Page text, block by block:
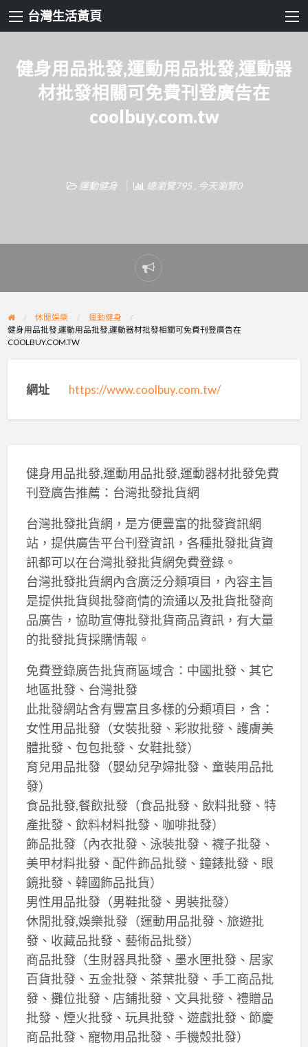
台灣生活黃頁
健身用品批發,運動用品批發,運動器
材批發相關可免費刊登廣告在
coolbuy.com.tw
運動健身 總瀏覽795 , 今天瀏覽0
Report
problem
休閒娛樂
運動健身
健身用品批發,運動用品批發,運動器材批發相關可免費刊登廣告在
COOLBUY.COM.TW
網址 https://www.coolbuy.com.tw/
健身用品批發,運動用品批發,運動器材批發免費
刊登廣告推薦：台灣批發批貨網
台灣批發批貨網，是方便豐富的批發資訊網
站，提供廣告平台刊登資訊，各種批發批貨資
訊都可以在台灣批發批貨網免費登錄。
台灣批發批貨網內含廣泛分類項目，內容主旨
是提供批貨與批發商情的流通以及批貨批發商
品廣告，協助宣傳批發批貨商品資訊，有大量
的批發批貨採購情報。
免費登錄廣告批貨商區域含：中國批發、其它
地區批發、台灣批發
此批發網站含有豐富且多樣的分類項目，含：
女性用品批發（女裝批發、彩妝批發、護膚美
體批發、包包批發、女鞋批發）
育兒用品批發（嬰幼兒孕婦批發、童裝用品批
發）
食品批發,餐飲批發（食品批發、飲料批發、特
產批發、飲料材料批發、咖啡批發）
飾品批發（內衣批發、泳裝批發、襪子批發、
美甲材料批發、配件飾品批發、鐘錶批發、眼
鏡批發、韓國飾品批貨）
男性用品批發（男鞋批發、男裝批發）
休閒批發,娛樂批發（運動用品批發、旅遊批
發、收藏品批發、藝術品批發）
商品批發（生財器具批發、墨水匣批發、居家
百貨批發、五金批發、茶葉批發、手工商品批
發、攤位批發、店鋪批發、文具批發、禮贈品
批發、煙火批發、玩具批發、遊戲批發、節慶
商品批發、寵物用品批發、手機殼批發）